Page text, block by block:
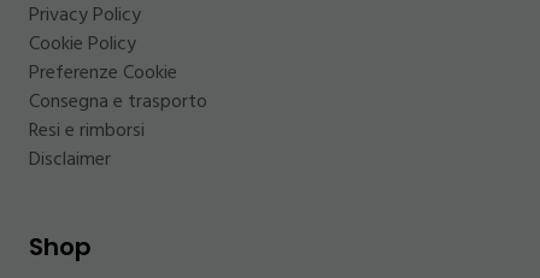
Privacy Policy
Cookie Policy
Preferenze Cookie
Consegna e trasporto
Resi e rimborsi
Disclaimer
Shop